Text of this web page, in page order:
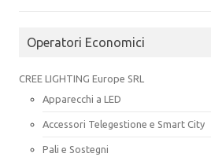
Operatori Economici
CREE LIGHTING Europe SRL
Apparecchi a LED
Accessori Telegestione e Smart City
Pali e Sostegni